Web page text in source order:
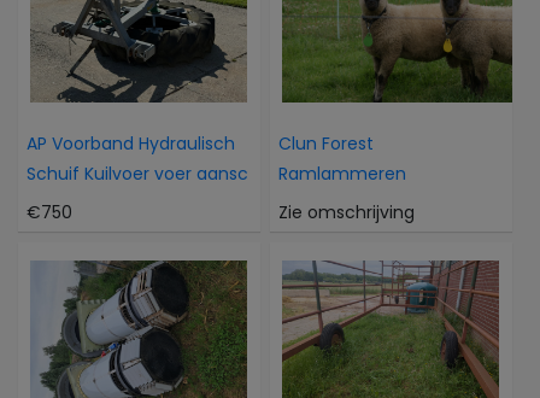
AP Voorband Hydraulisch
Schuif Kuilvoer voer aansc
€750
Clun Forest
Ramlammeren
Zie omschrijving